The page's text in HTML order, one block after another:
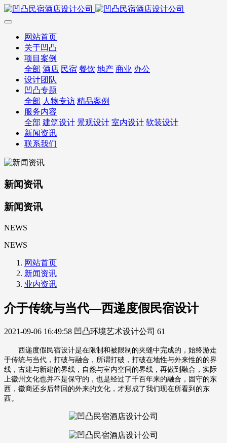
网站首页
关于凹凸
项目案例
全部 酒店 民宿 餐饮 地产 商业 办公
设计团队
凹凸专题
全部 人物专访 精品案例
服务内容
全部 建筑设计 景观设计 室内设计 软装设计
新闻资讯
联系我们
新闻资讯
新闻资讯
NEWS
NEWS
网站首页
新闻资讯
业内资讯
介于传统与当代—西递度假民宿设计
2021-09-06 16:49:58 凹凸环境艺术设计公司 61
西递度假民宿设计是在限制和被限制的夹缝中完成的，始终游走
于传统与当代，打破与融合，所谓打破，打破在地性与外来性的的界
线，古建与新建的界线，自然与室内空间的界线，再做到融合，实际
上徽州文化也并不是保守的，也是经过了千百年来的融合，固守的东
西，徽商还乡后带回的外来的文化，才形成了我们现在所看到的东
西。